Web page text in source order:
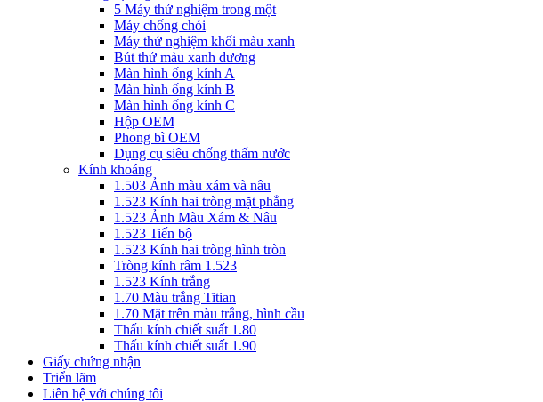
5 Máy thử nghiệm trong một
Máy chống chói
Máy thử nghiệm khối màu xanh
Bút thử màu xanh dương
Màn hình ống kính A
Màn hình ống kính B
Màn hình ống kính C
Hộp OEM
Phong bì OEM
Dụng cụ siêu chống thấm nước
Kính khoáng
1.503 Ảnh màu xám và nâu
1.523 Kính hai tròng mặt phẳng
1.523 Ảnh Màu Xám & Nâu
1.523 Tiến bộ
1.523 Kính hai tròng hình tròn
Tròng kính râm 1.523
1.523 Kính trắng
1.70 Màu trắng Titian
1.70 Mặt trên màu trắng, hình cầu
Thấu kính chiết suất 1.80
Thấu kính chiết suất 1.90
Giấy chứng nhận
Triển lãm
Liên hệ với chúng tôi